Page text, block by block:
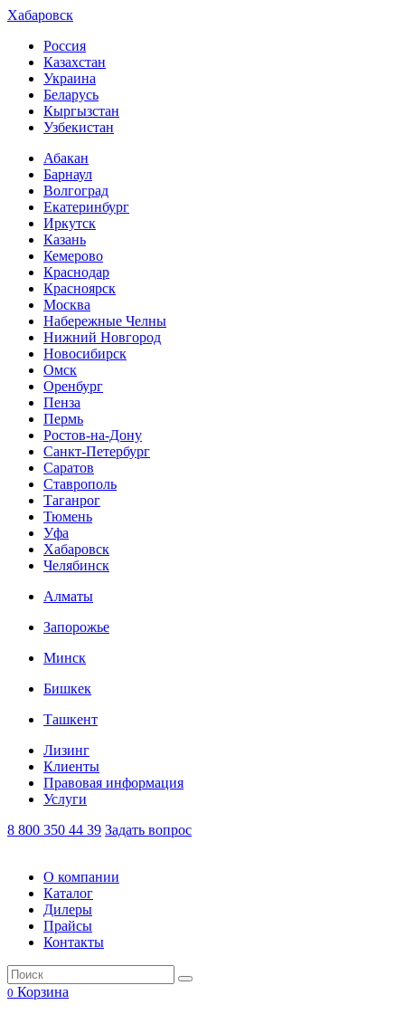
Хабаровск
Россия
Казахстан
Украина
Беларусь
Кыргызстан
Узбекистан
Абакан
Барнаул
Волгоград
Екатеринбург
Иркутск
Казань
Кемерово
Краснодар
Красноярск
Москва
Набережные Челны
Нижний Новгород
Новосибирск
Омск
Оренбург
Пенза
Пермь
Ростов-на-Дону
Санкт-Петербург
Саратов
Ставрополь
Таганрог
Тюмень
Уфа
Хабаровск
Челябинск
Алматы
Запорожье
Минск
Бишкек
Ташкент
Лизинг
Клиенты
Правовая информация
Услуги
8 800 350 44 39 Задать вопрос
О компании
Каталог
Дилеры
Прайсы
Контакты
0 Корзина